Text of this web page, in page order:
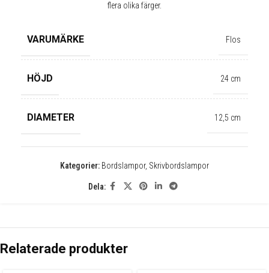
flera olika färger.
VARUMÄRKE Flos
HÖJD 24 cm
DIAMETER 12,5 cm
Kategorier: Bordslampor, Skrivbordslampor
Dela:
Relaterade produkter